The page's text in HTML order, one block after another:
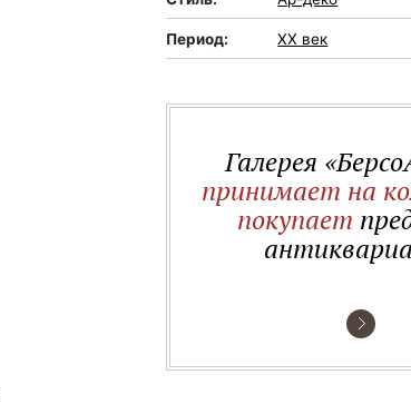
Период: XX век
Галерея
принимает на
покупает